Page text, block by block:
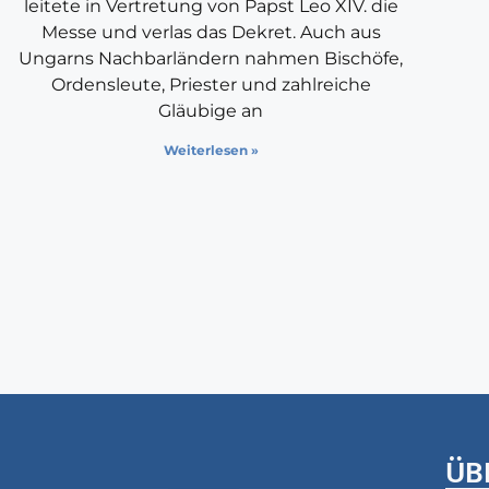
leitete in Vertretung von Papst Leo XIV. die
Messe und verlas das Dekret. Auch aus
Ungarns Nachbarländern nahmen Bischöfe,
Ordensleute, Priester und zahlreiche
Gläubige an
Weiterlesen »